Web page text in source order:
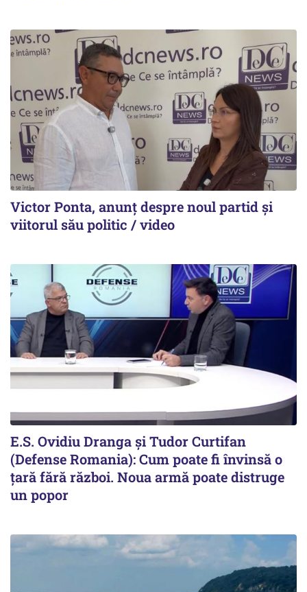
Victor Ponta, anunț despre noul partid și
viitorul său politic / video
E.S. Ovidiu Dranga și Tudor Curtifan
(Defense Romania): Cum poate fi învinsă o
țară fără război. Noua armă poate distruge
un popor